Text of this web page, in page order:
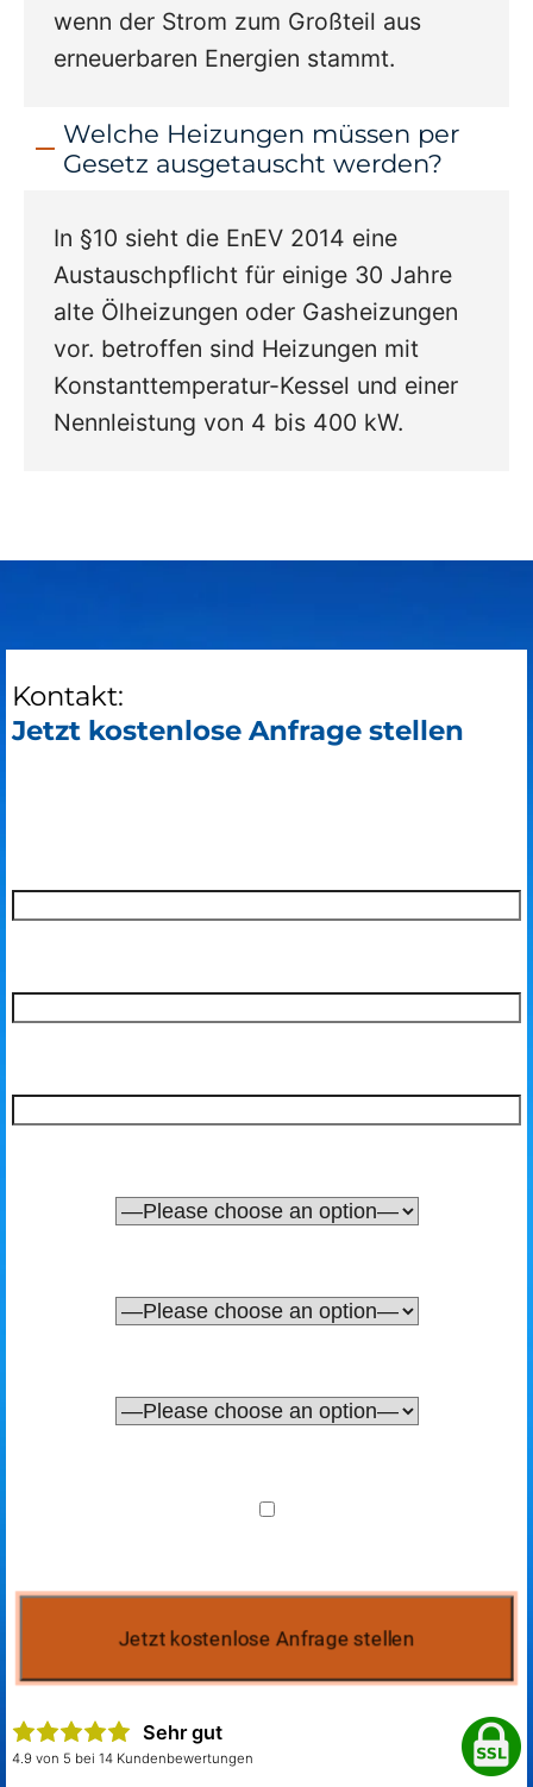
wenn der Strom zum Großteil aus
erneuerbaren Energien stammt.
Welche Heizungen müssen per
Gesetz ausgetauscht werden?
In §10 sieht die EnEV 2014 eine
Austauschpflicht für einige 30 Jahre
alte Ölheizungen oder Gasheizungen
vor. betroffen sind Heizungen mit
Konstanttemperatur-Kessel und einer
Nennleistung von 4 bis 400 kW.
Kontakt:
Jetzt kostenlose Anfrage stellen
Sehr gut
4.9 von 5 bei 14 Kundenbewertungen